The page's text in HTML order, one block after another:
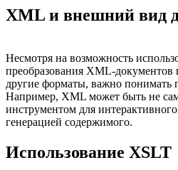
XML и внешний вид
Несмотря на возможность
преобразования XML-
другие форматы, важно понимать
Например, XML может быть не
инструментом для
генерацией содержимого.
Использование XSLT